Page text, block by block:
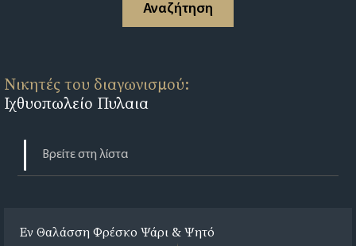
Αναζήτηση
Νικητές του διαγωνισμού:
Ιχθυοπωλείο Πυλαια
Εν Θαλάσση Φρέσκο Ψάρι & Ψητό